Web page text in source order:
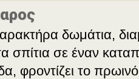
δωμάτια,
σπίτια σε έναν
φροντίζει το